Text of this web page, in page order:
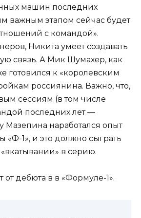
машин последних
важным этапом сейчас будет
с командой».
Никита умеет создавать
связь. А Мик Шумахер, как
готовился к «королевским
россиянина. Важно, что,
сессиям (в том числе
последних лет —
Мазепина наработался опыт
1», и это должно сыграть
в серию.
от дебюта в в «Формуле-1».